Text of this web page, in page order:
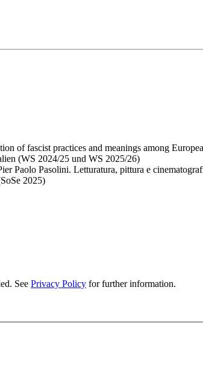
of fascist practices and meanings among
(WS 2024/25 und WS 2025/26)
Paolo Pasolini. Letturatura, pittura e
2025)
See Privacy Policy for further information.